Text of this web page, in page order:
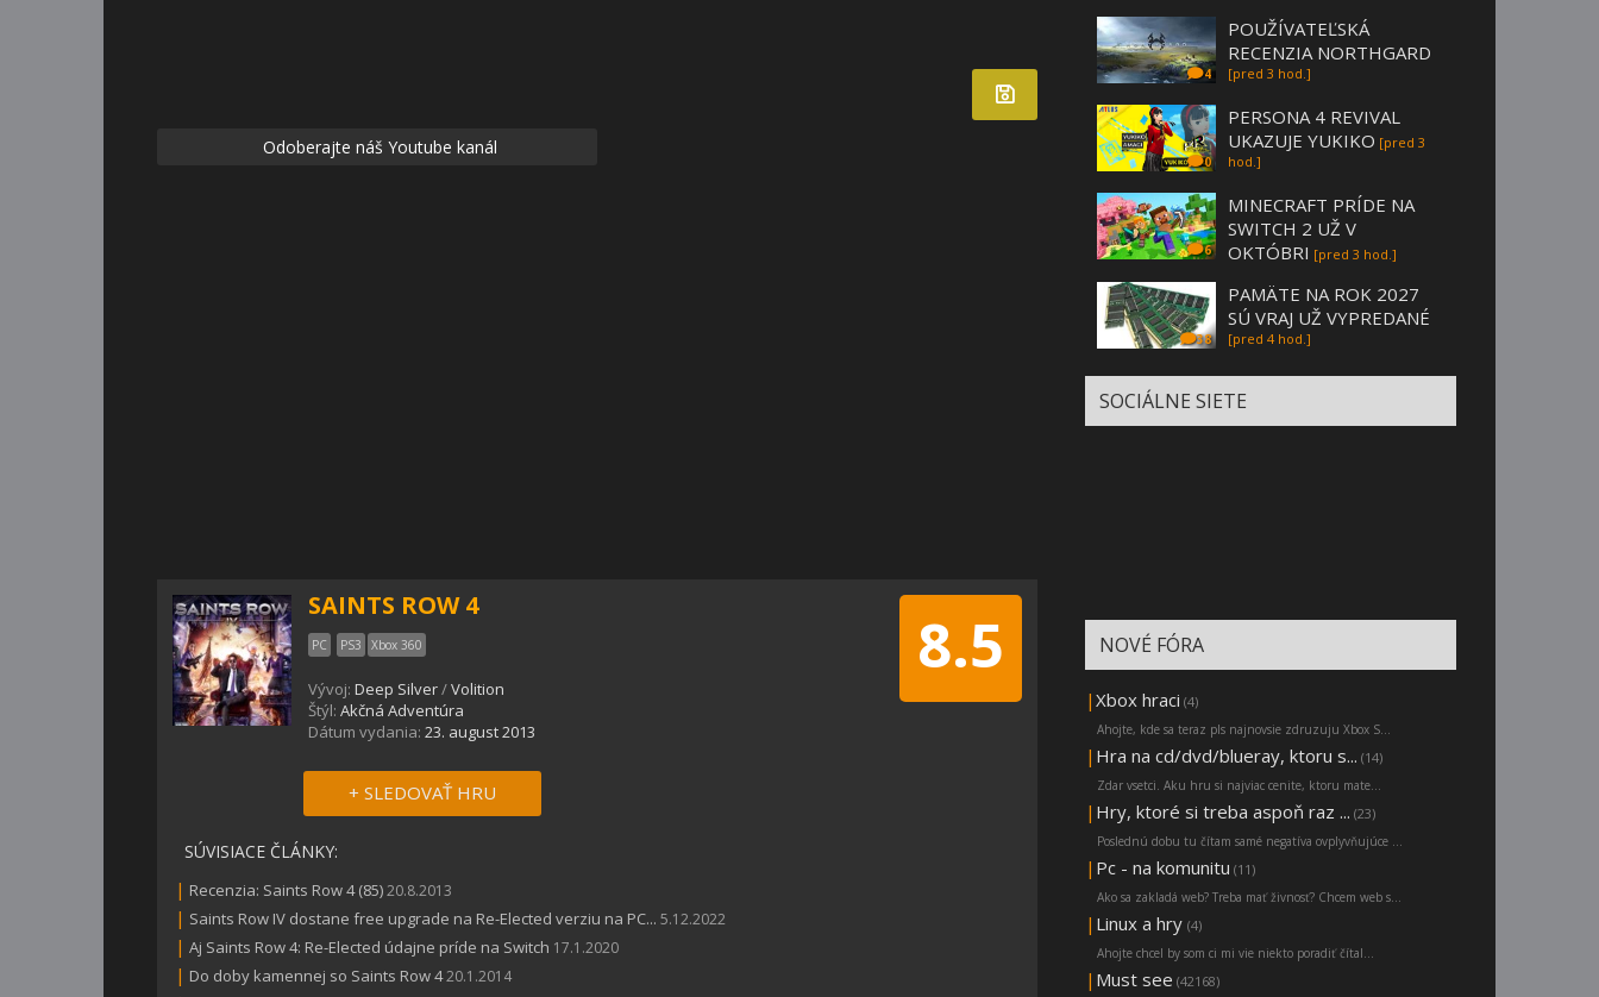
Odoberajte náš Youtube kanál
8.5
SAINTS ROW 4
PC PS3 Xbox 360
Vývoj: Deep Silver/Volition
Štýl: Akčná Adventúra
Dátum vydania: 23. august 2013
+ SLEDOVAŤ HRU
SÚVISIACE ČLÁNKY:
| Recenzia: Saints Row 4 (85)20.8.2013
| Saints Row IV dostane free upgrade na Re-Elected verziu na PC... 5.12.2022
| Aj Saints Row 4: Re-Elected údajne príde na Switch 17.1.2020
| Do doby kamennej so Saints Row 420.1.2014
4
POUŽÍVATEĽSKÁ
RECENZIA NORTHGARD
[pred 3 hod.]
0
PERSONA 4 REVIVAL
UKAZUJE YUKIKO [pred 3
hod.]
6
MINECRAFT PRÍDE NA
SWITCH 2 UŽ V
OKTÓBRI [pred 3 hod.]
38
PAMÄTE NA ROK 2027
SÚ VRAJ UŽ VYPREDANÉ
[pred 4 hod.]
SOCIÁLNE SIETE
NOVÉ FÓRA
| Xbox hraci (4)
Ahojte, kde sa teraz pls najnovsie zdruzuju Xbox S...
| Hra na cd/dvd/blueray, ktoru s... (14)
Zdar vsetci. Aku hru si najviac cenite, ktoru mate...
| Hry, ktoré si treba aspoň raz ... (23)
Poslednú dobu tu čítam samé negatíva ovplyvňujúce ...
| Pc - na komunitu (11)
Ako sa zakladá web? Treba mať živnosť? Chcem web s...
| Linux a hry (4)
Ahojte chcel by som ci mi vie niekto poradiť čítal...
| Must see (42168)